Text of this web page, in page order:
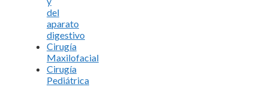
del
aparato
digestivo
Cirugía
Maxilofacial
Cirugía
Pediátrica